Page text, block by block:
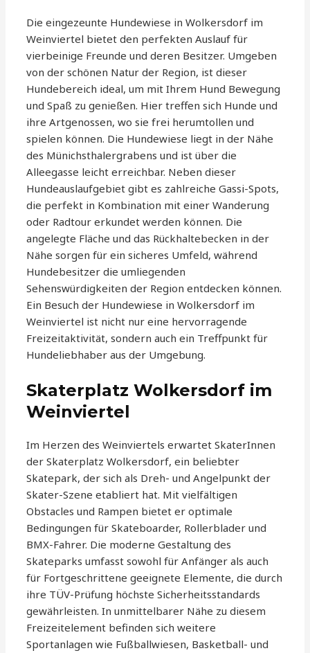
Die eingezeunte Hundewiese in Wolkersdorf im
Weinviertel bietet den perfekten Auslauf für
vierbeinige Freunde und deren Besitzer. Umgeben
von der schönen Natur der Region, ist dieser
Hundebereich ideal, um mit Ihrem Hund Bewegung
und Spaß zu genießen. Hier treffen sich Hunde und
ihre Artgenossen, wo sie frei herumtollen und
spielen können. Die Hundewiese liegt in der Nähe
des Münichsthalergrabens und ist über die
Alleegasse leicht erreichbar. Neben dieser
Hundeauslaufgebiet gibt es zahlreiche Gassi-Spots,
die perfekt in Kombination mit einer Wanderung
oder Radtour erkundet werden können. Die
angelegte Fläche und das Rückhaltebecken in der
Nähe sorgen für ein sicheres Umfeld, während
Hundebesitzer die umliegenden
Sehenswürdigkeiten der Region entdecken können.
Ein Besuch der Hundewiese in Wolkersdorf im
Weinviertel ist nicht nur eine hervorragende
Freizeitaktivität, sondern auch ein Treffpunkt für
Hundeliebhaber aus der Umgebung.
Skaterplatz Wolkersdorf im
Weinviertel
Im Herzen des Weinviertels erwartet SkaterInnen
der Skaterplatz Wolkersdorf, ein beliebter
Skatepark, der sich als Dreh- und Angelpunkt der
Skater-Szene etabliert hat. Mit vielfältigen
Obstacles und Rampen bietet er optimale
Bedingungen für Skateboarder, Rollerblader und
BMX-Fahrer. Die moderne Gestaltung des
Skateparks umfasst sowohl für Anfänger als auch
für Fortgeschrittene geeignete Elemente, die durch
ihre TÜV-Prüfung höchste Sicherheitsstandards
gewährleisten. In unmittelbarer Nähe zu diesem
Freizeitelement befinden sich weitere
Sportanlagen wie Fußballwiesen, Basketball- und